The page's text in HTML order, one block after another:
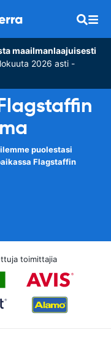
maailmanlaajuisesti
2026 asti -
puolestasi
Flagstaffin
toimittajia